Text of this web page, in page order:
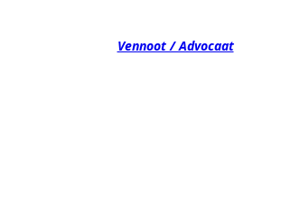
Vennoot / Advocaat